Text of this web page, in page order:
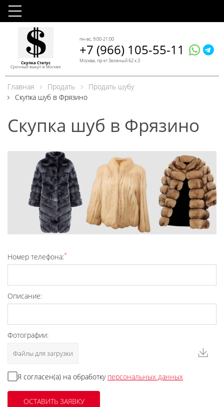
Скупка Статус
Срочный выкуп в Москве
пн-вс, 9:00-21:00
+7 (966) 105-55-11
Москва, пр-кт Зеленый 62 к.3
Главная Продать
Продать шубу
Скупка шуб в Фрязино
Скупка шуб в Фрязино
Номер телефона:*
Описание:
Фотографии:
Файлы для загрузки
Я согласен(а) на обработку персональных данных